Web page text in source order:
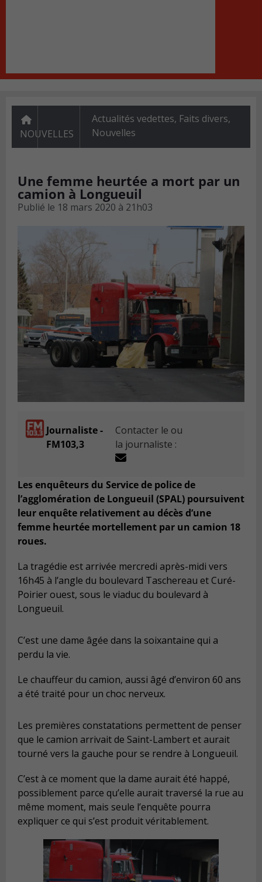
NOUVELLES
Actualités vedettes, Faits divers,
Nouvelles
Une femme heurtée a mort par un
camion à Longueuil
Publié le 18 mars 2020 à 21h03
Journaliste -
FM103,3
Contacter le ou
la journaliste :
Les enquêteurs du Service de police de
l’agglomération de Longueuil (SPAL) poursuivent
leur enquête relativement au décès d’une
femme heurtée mortellement par un camion 18
roues.
La tragédie est arrivée mercredi après-midi vers
16h45 à l’angle du boulevard Taschereau et Curé-
Poirier ouest, sous le viaduc du boulevard à
Longueuil.
C’est une dame âgée dans la soixantaine qui a
perdu la vie.
Le chauffeur du camion, aussi âgé d’environ 60 ans
a été traité pour un choc nerveux.
Les premières constatations permettent de penser
que le camion arrivait de Saint-Lambert et aurait
tourné vers la gauche pour se rendre à Longueuil.
C’est à ce moment que la dame aurait été happé,
possiblement parce qu’elle aurait traversé la rue au
même moment, mais seule l’enquête pourra
expliquer ce qui s’est produit véritablement.